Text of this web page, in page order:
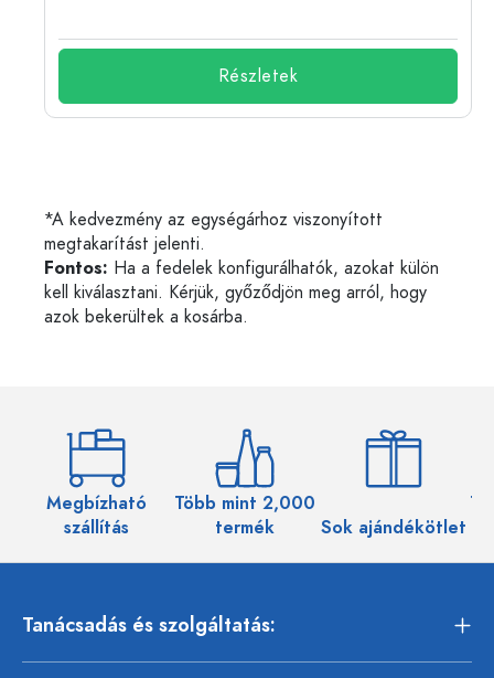
Részletek
*A kedvezmény az egységárhoz viszonyított
megtakarítást jelenti.
Fontos: Ha a fedelek konfigurálhatók, azokat külön
kell kiválasztani. Kérjük, győződjön meg arról, hogy
azok bekerültek a kosárba.
Megbízható
szállítás
Több mint 2,000
termék
Sok ajándékötlet
Tanácsadás és szolgáltatás: